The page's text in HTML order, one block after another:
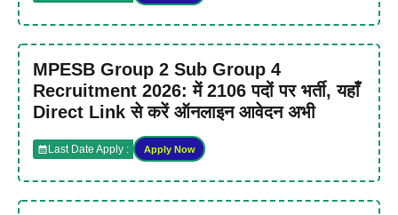
MPESB Group 2 Sub Group 4
Recruitment 2026: में 2106 पदों पर भर्ती, यहाँ
Direct Link से करें ऑनलाइन आवेदन अभी
Last Date Apply : Apply Now